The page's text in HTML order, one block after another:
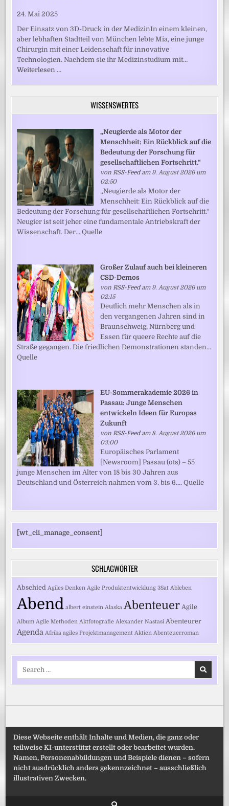
24. Mai 2025
Der Einsatz von 3D-Druck in der MedizinIn einem kleinen,
aber lebhaften Stadtteil von München lebte Mia, eine junge
Chirurgin mit einer Leidenschaft für innovative
Technologien. Nachdem sie ihr Medizinstudium mit…
Weiterlesen …
WISSENSWERTES
„Neugierde als Motor der
Menschheit: Ein Rückblick auf die
Bedeutung der Forschung für
gesellschaftlichen Fortschritt.“
vonRSS-Feedam 9. August 2026 um
02:50
„Neugierde als Motor der
Menschheit: Ein Rückblick auf die
Bedeutung der Forschung für gesellschaftlichen Fortschritt.“
Neugier ist seit jeher eine fundamentale Antriebskraft der
Wissenschaft. Der... Quelle
Großer Zulauf auch bei kleineren
CSD-Demos
vonRSS-Feedam 9. August 2026 um
02:15
Deutlich mehr Menschen als in
den vergangenen Jahren sind in
Braunschweig, Nürnberg und
Essen für queere Rechte auf die
Straße gegangen. Die friedlichen Demonstrationen standen...
Quelle
EU-Sommerakademie 2026 in
Passau: Junge Menschen
entwickeln Ideen für Europas
Zukunft
vonRSS-Feedam 8. August 2026 um
03:00
Europäisches Parlament
[Newsroom] Passau (ots) – 55
junge Menschen im Alter von 18 bis 30 Jahren aus
Deutschland und Österreich nahmen vom 3. bis 6.... Quelle
[wt_cli_manage_consent]
SCHLAGWÖRTER
Abschied Agiles Denken Agile Produktentwicklung 3Sat Ableben
Abend albert einstein Alaska Abenteuer Agile
Album Agile Methoden Aktfotografie Alexander Nastasi Abenteurer
Agenda Afrika agiles Projektmanagement Aktien Abenteuerroman
Diese Webseite enthält Inhalte und Medien, die ganz oder
teilweise KI-unterstützt erstellt oder bearbeitet wurden.
Namen, Personenabbildungen und Beispiele dienen – sofern
nicht ausdrücklich anders gekennzeichnet – ausschließlich
illustrativen Zwecken.